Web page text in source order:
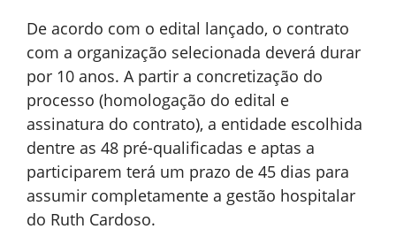
De acordo com o edital lançado, o contrato
com a organização selecionada deverá durar
por 10 anos. A partir a concretização do
processo (homologação do edital e
assinatura do contrato), a entidade escolhida
dentre as 48 pré-qualificadas e aptas a
participarem terá um prazo de 45 dias para
assumir completamente a gestão hospitalar
do Ruth Cardoso.